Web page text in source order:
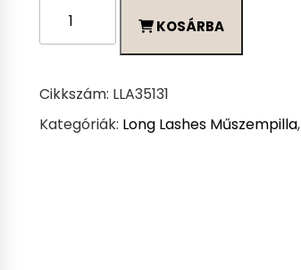
Lashes
'All
need'
fehér
KOSÁRBA
Cikkszám: LLA35131
Kategóriák: Long Lashes Műszempilla,